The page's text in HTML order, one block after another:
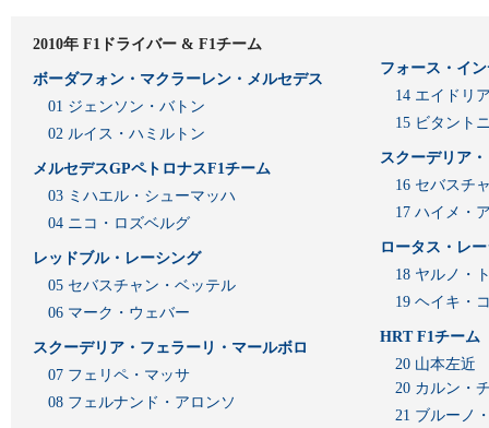
2010年 F1ドライバー & F1チーム
ボーダフォン・マクラーレン・メルセデス
01 ジェンソン・バトン
02 ルイス・ハミルトン
メルセデスGPペトロナスF1チーム
03 ミハエル・シューマッハ
04 ニコ・ロズベルグ
レッドブル・レーシング
05 セバスチャン・ベッテル
06 マーク・ウェバー
スクーデリア・フェラーリ・マールボロ
07 フェリペ・マッサ
08 フェルナンド・アロンソ
フォース・イ
14 エイドリ
15 ビタント
スクーデリア
16 セバスチ
17 ハイメ・
ロータス・レ
18 ヤルノ・
19 ヘイキ・
HRT F1チーム
20 山本左近
20 カルン・
21 ブルーノ